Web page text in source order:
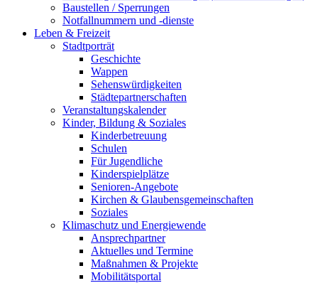
Baustellen / Sperrungen
Notfallnummern und -dienste
Leben & Freizeit
Stadtporträt
Geschichte
Wappen
Sehenswürdigkeiten
Städtepartnerschaften
Veranstaltungskalender
Kinder, Bildung & Soziales
Kinderbetreuung
Schulen
Für Jugendliche
Kinderspielplätze
Senioren-Angebote
Kirchen & Glaubensgemeinschaften
Soziales
Klimaschutz und Energiewende
Ansprechpartner
Aktuelles und Termine
Maßnahmen & Projekte
Mobilitätsportal